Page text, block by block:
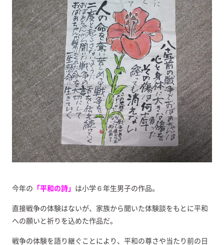
今年の 「平和の詩」 は小学６年生男子の作品。
直接戦争の体験はないが、家族から聞いた体験談をもとに平和
への願いと祈りを込めた作品だ。
戦争の体験を語り継ぐことにより、平和の尊さや当たり前の日